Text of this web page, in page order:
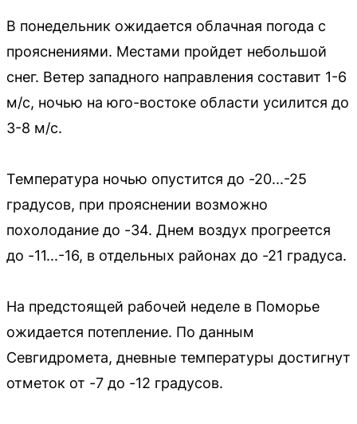
В понедельник ожидается облачная погода с
прояснениями. Местами пройдет небольшой
снег. Ветер западного направления составит 1-6
м/с, ночью на юго-востоке области усилится до
3-8 м/с.
Температура ночью опустится до -20...-25
градусов, при прояснении возможно
похолодание до -34. Днем воздух прогреется
до -11...-16, в отдельных районах до -21 градуса.
На предстоящей рабочей неделе в Поморье
ожидается потепление. По данным
Севгидромета, дневные температуры достигнут
отметок от -7 до -12 градусов.